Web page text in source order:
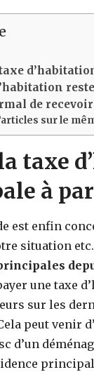
de
sur le
taxe
à
est enfin
situation
une taxe
sur les
peut venir
d’un